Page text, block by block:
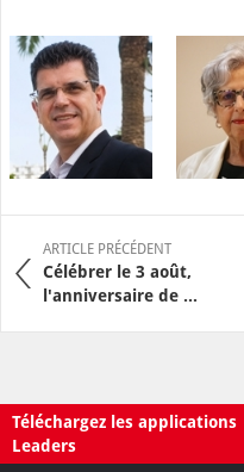
ARTICLE PRÉCÉDENT
Célébrer le 3 août,
l'anniversaire de ...
Téléchargez les applications
Leaders